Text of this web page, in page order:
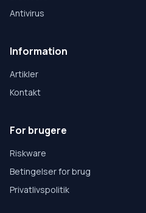
Antivirus
Information
Artikler
Kontakt
For brugere
Riskware
Betingelser for brug
Privatlivspolitik